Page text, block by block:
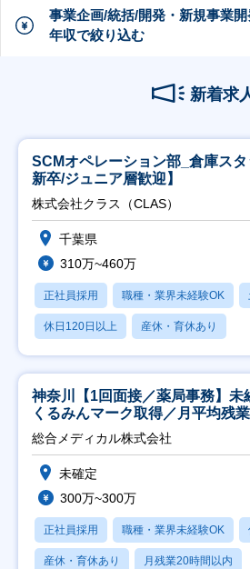
事業企画/統括/開発・新規事業
年収で絞り込む
新着求
SCMオペレーション部_倉庫ス
新卒/ジュニア層歓迎】
株式会社クラス（CLAS）
千葉県
310万~460万
正社員採用 職種・業界未経験OK
休日120日以上 産休・育休あり
神奈川【1回面接／薬局事務】未
くるみんマーク取得／月平均残
総合メディカル株式会社
未確定
300万~300万
正社員採用 職種・業界未経験OK
産休・育休あり 月残業20時間以内